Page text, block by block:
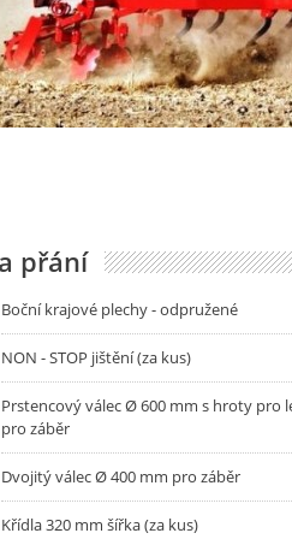
přání
Boční krajové plechy - odpružené
NON - STOP jištění (za kus)
Prstencový válec Ø 600 mm s hroty pro
pro záběr
Dvojitý válec Ø 400 mm pro záběr
Křídla 320 mm šířka (za kus)